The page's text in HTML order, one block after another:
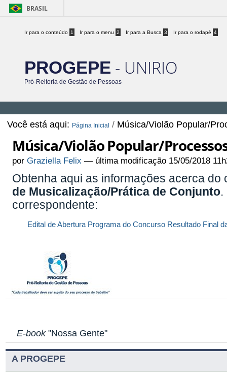
BRASIL
Ir para o conteúdo 1 Ir para o menu 2 Ir para a Busca 3 Ir para o rodapé 4
PROGEPE - UNIRIO
Pró-Reitoria de Gestão de Pessoas
Você está aqui: Página Inicial / Música/Violão Popular/
Música/Violão Popular/
porGraziella Felix — última modificação 15/05/2018
Obtenha aqui as informações acerca
de Musicalização/Prática de Conjunto.
correspondente:
Edital de Abertura Programa do Concurso Resultado Final
E-book"Nossa Gente"
A PROGEPE